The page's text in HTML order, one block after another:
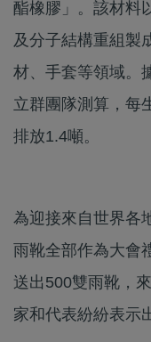
酯橡膠」。該材料
及分子結構重組製
材、手套等領域。
立群團隊測算，每
排放1.4噸。
為迎接來自世界各
雨靴全部作為大會
送出500雙雨靴，
家和代表紛紛表示